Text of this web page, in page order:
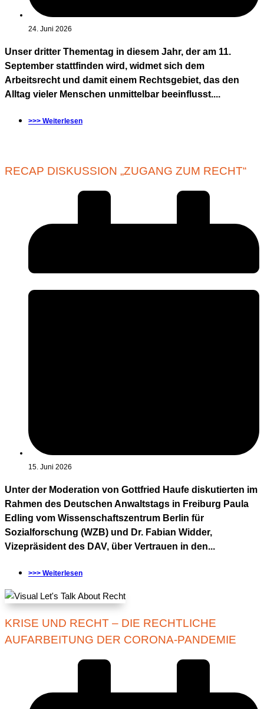
24. Juni 2026
Unser dritter Thementag in diesem Jahr, der am 11.
September stattfinden wird, widmet sich dem
Arbeitsrecht und damit einem Rechtsgebiet, das den
Alltag vieler Menschen unmittelbar beeinflusst....
>>> Weiterlesen
RECAP DISKUSSION „ZUGANG ZUM RECHT“
15. Juni 2026
Unter der Moderation von Gottfried Haufe diskutierten im
Rahmen des Deutschen Anwaltstags in Freiburg Paula
Edling vom Wissenschaftszentrum Berlin für
Sozialforschung (WZB) und Dr. Fabian Widder,
Vizepräsident des DAV, über Vertrauen in den...
>>> Weiterlesen
KRISE UND RECHT – DIE RECHTLICHE
AUFARBEITUNG DER CORONA-PANDEMIE